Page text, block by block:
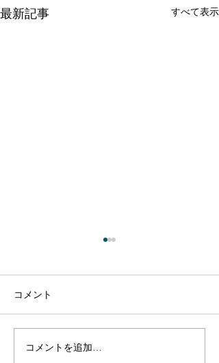
最新記事 すべて表示
【出演のお知らせ】日本
コメント
コメントを追加…